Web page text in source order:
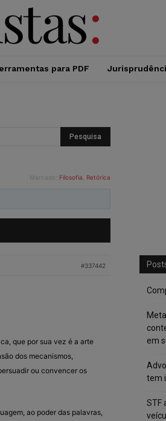
para PDF
Marcado: Filosofia Retórica
#337442
que por sua vez é a arte
dos mecanismos,
ou convencer os
ao poder das palavras,
em
tem
STF